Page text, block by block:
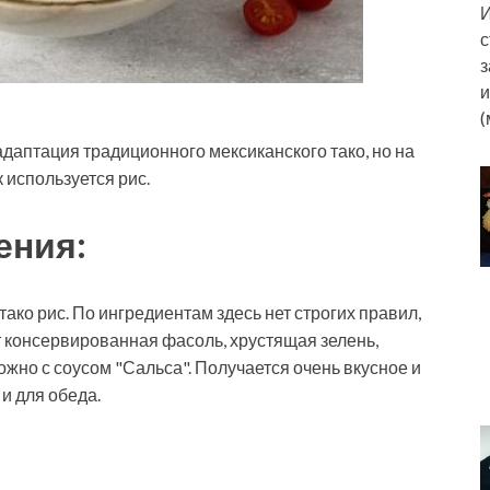
традиционного мексиканского тако, но на
рис.
рис. По ингредиентам здесь нет строгих правил,
фасоль, хрустящая зелень,
с соусом "Сальса". Получается очень вкусное и
для обеда.